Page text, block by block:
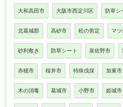
大和高田市 大阪市西淀川区 防草シ
北葛城郡 高砂市 松の剪定 マツ
砂利敷き 防草シート 泉佐野市
赤穂市 桜井市 特殊伐採 加東市
木の消毒 葛城市 小野市 姫城市